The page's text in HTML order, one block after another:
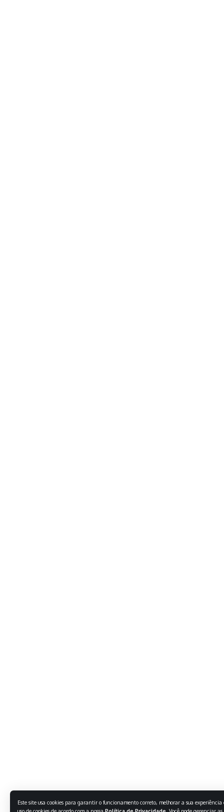
Este site usa cookies para garantir o funcionamento correto, melhorar a sua